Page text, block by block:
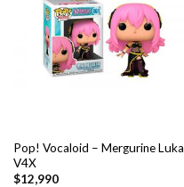
Pop! Vocaloid – Mergurine Luka
V4X
$12,990